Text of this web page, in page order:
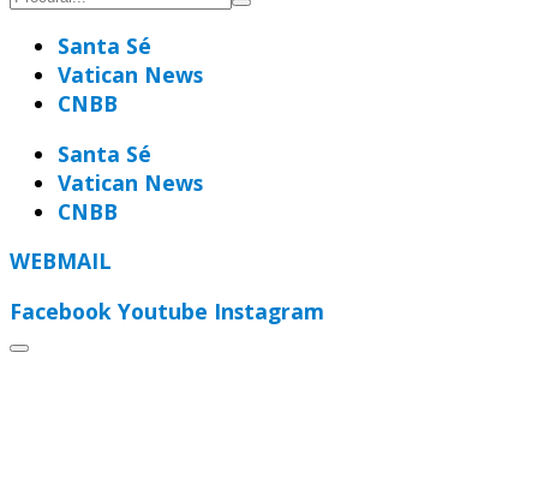
Santa Sé
Vatican News
CNBB
Santa Sé
Vatican News
CNBB
WEBMAIL
Facebook Youtube Instagram